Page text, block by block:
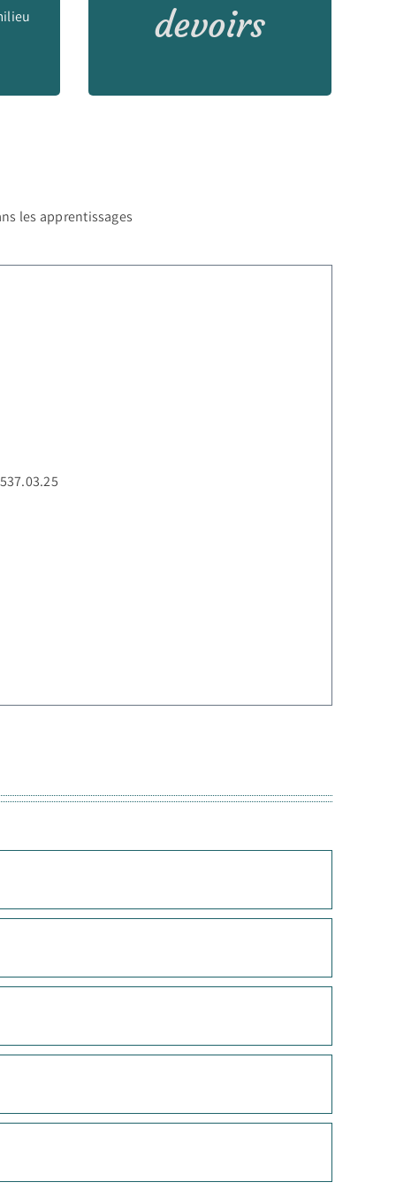
devoirs
les apprentissages